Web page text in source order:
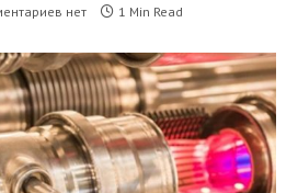
нет 1 Min Read